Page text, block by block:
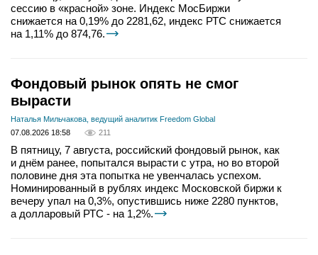
сессию в «красной» зоне. Индекс МосБиржи
снижается на 0,19% до 2281,62, индекс РТС снижается
на 1,11% до 874,76.
Фондовый рынок опять не смог
вырасти
Наталья Мильчакова, ведущий аналитик Freedom Global
07.08.2026 18:58
211
В пятницу, 7 августа, российский фондовый рынок, как
и днём ранее, попытался вырасти с утра, но во второй
половине дня эта попытка не увенчалась успехом.
Номинированный в рублях индекс Московской биржи к
вечеру упал на 0,3%, опустившись ниже 2280 пунктов,
а долларовый РТС - на 1,2%.